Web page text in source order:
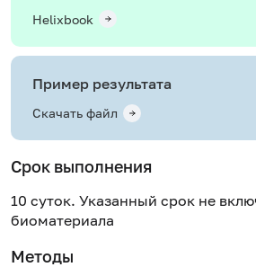
Helixbook
Пример результата
Скачать файл
Срок выполнения
10 суток. Указанный срок не
биоматериала
Методы